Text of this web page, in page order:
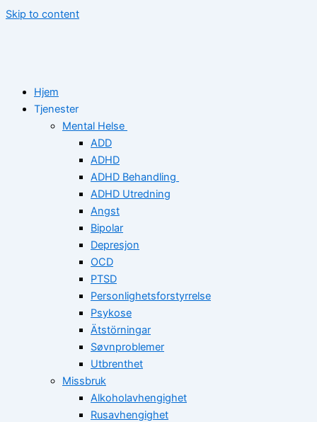
Skip to content
Hjem
Tjenester
Mental Helse
ADD
ADHD
ADHD Behandling
ADHD Utredning
Angst
Bipolar
Depresjon
OCD
PTSD
Personlighetsforstyrrelse
Psykose
Ätstörningar
Søvnproblemer
Utbrenthet
Missbruk
Alkoholavhengighet
Rusavhengighet